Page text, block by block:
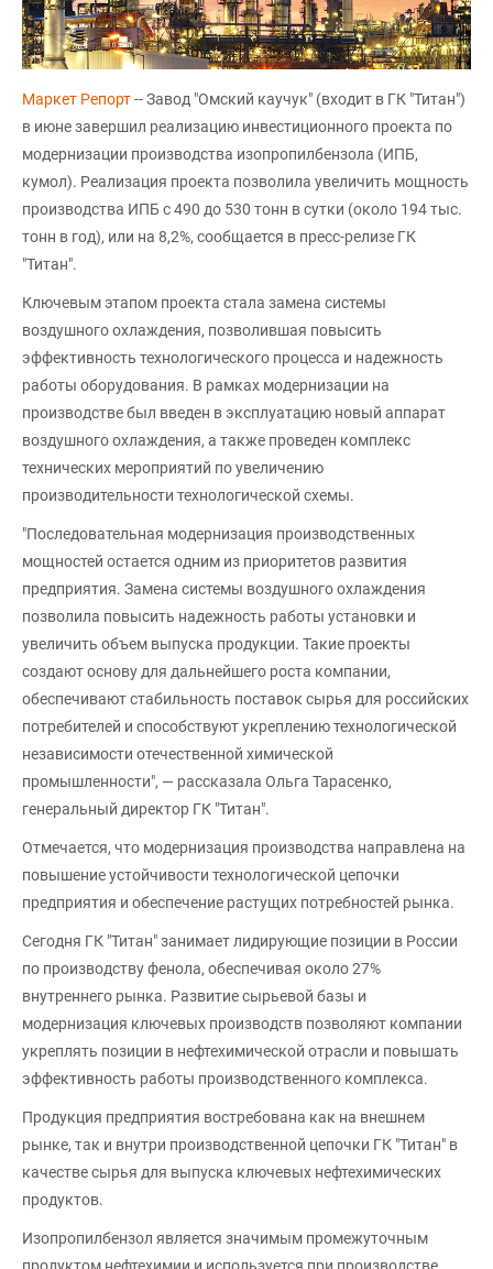
Маркет Репорт-- Завод "Омский каучук" (входит в ГК "Титан")
в июне завершил реализацию инвестиционного проекта по
модернизации производства изопропилбензола (ИПБ,
кумол). Реализация проекта позволила увеличить мощность
производства ИПБ с 490 до 530 тонн в сутки (около 194 тыс.
тонн в год), или на 8,2%, сообщается в пресс-релизе ГК
"Титан".
Ключевым этапом проекта стала замена системы
воздушного охлаждения, позволившая повысить
эффективность технологического процесса и надежность
работы оборудования. В рамках модернизации на
производстве был введен в эксплуатацию новый аппарат
воздушного охлаждения, а также проведен комплекс
технических мероприятий по увеличению
производительности технологической схемы.
"Последовательная модернизация производственных
мощностей остается одним из приоритетов развития
предприятия. Замена системы воздушного охлаждения
позволила повысить надежность работы установки и
увеличить объем выпуска продукции. Такие проекты
создают основу для дальнейшего роста компании,
обеспечивают стабильность поставок сырья для российских
потребителей и способствуют укреплению технологической
независимости отечественной химической
промышленности", — рассказала Ольга Тарасенко,
генеральный директор ГК "Титан".
Отмечается, что модернизация производства направлена на
повышение устойчивости технологической цепочки
предприятия и обеспечение растущих потребностей рынка.
Сегодня ГК "Титан" занимает лидирующие позиции в России
по производству фенола, обеспечивая около 27%
внутреннего рынка. Развитие сырьевой базы и
модернизация ключевых производств позволяют компании
укреплять позиции в нефтехимической отрасли и повышать
эффективность работы производственного комплекса.
Продукция предприятия востребована как на внешнем
рынке, так и внутри производственной цепочки ГК "Титан" в
качестве сырья для выпуска ключевых нефтехимических
продуктов.
Изопропилбензол является значимым промежуточным
продуктом нефтехимии и используется при производстве